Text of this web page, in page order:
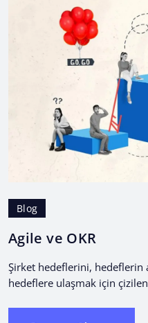
Blog
Agile ve OKR
Şirket hedeflerini, hedeflerin
hedeflere ulaşmak için